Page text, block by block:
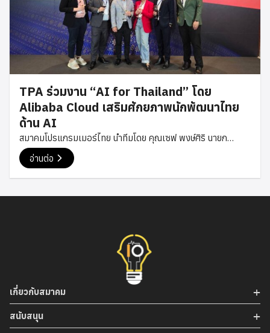
ของนักพัฒนาและองค์กรไทยให้สามารถปรับตัวต่อการเปลี่ยนแปลง
ของโลกดิจิทัลได้อย่างมีประสิทธิภาพ พร้อมสนับสนุนการเติบโตของ
ธุรกิจไทยให้แข็งแกร่งในยุคเศรษฐกิจดิจิทัล พิธีลงนามจัดขึ้น ณ
ไปรษณีย์ไทย สำนักงานใหญ่ ท่ามกลางบรรยากาศแห่งความร่วม
มือและวิสัยทัศน์ร่วมกันของทั้งสององค์กร ที่มุ่งขับเคลื่อนการ
เติบโตของเศรษฐกิจดิจิทัลไทยอย่างยั่งยืน การลงนามบันทึกข้อ
ตกลงในครั้งนี้นับเป็นอีกก้าวสำคัญของสมาคมโปรแกรมเมอร์ไทย
ในการสร้างเครือข่ายความร่วมมือกับองค์กรชั้นนำของประเทศ
เพื่อผลักดันการพัฒนาอุตสาหกรรมเทคโนโลยีไทย และเปิดโอกาส
ให้เกิดการต่อยอดนวัตกรรมที่เป็นประโยชน์ต่อสังคมและเศรษฐกิจ
ในอนาคต #TPA #ThaiProgrammer #MOU #TPAPartner
TPA ร่วมงาน “AI for Thailand” โดย
Alibaba Cloud เสริมศักยภาพนักพัฒนาไทย
ด้าน AI
สมาคมโปรแกรมเมอร์ไทย นำทีมโดย คุณเซฟ พงษ์ศิริ นายก
สมาคม, คุณเกรท สรวิศ อุปนายกสมาคม, คุณภูมิ ณัฐนันท์
กรรมการสมาคม และคุณโม กฤษฎา กรรมการสมาคม เข้าร่วมงาน
“AI for Thailand” ซึ่งจัดขึ้นโดย Alibaba Cloud เมื่อวันที่ 9
พฤษภาคม 2568 ณ กรุงเทพ งานดังกล่าวจัดขึ้นเพื่อส่งเสริม
เทคโนโลยีปัญญาประดิษฐ์ หรือ Artificial Intelligence มา
ประยุกต์ใช้ในการพัฒนาโซลูชันดิจิทัล การสร้างนวัตกรรม และการ
ต่อยอดธุรกิจได้อย่างมีประสิทธิภาพ ตอบรับกับทิศทางของ
เศรษฐกิจดิจิทัลที่กำลังเติบโตอย่างรวดเร็วในปัจจุบัน ภายในงานมี
การบรรยายและนำเสนอเนื้อหาจากผู้เชี่ยวชาญของ Alibaba
Cloud ซึ่งได้ถ่ายทอดองค์ความรู้เกี่ยวกับเทคโนโลยี AI ล่าสุด รวม
ถึงแนวโน้มการพัฒนาแพลตฟอร์ม AI และบริการด้าน Cloud ที่
อ่านต่อ
เกี่ยวกับสมาคม
สนับสนุน